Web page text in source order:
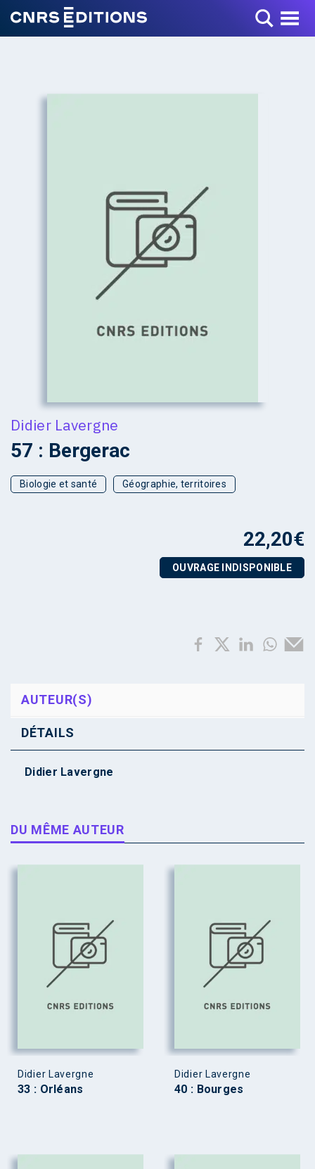
Toggle Menu
Didier Lavergne
57 : Bergerac
Biologie et santé Géographie, territoires
22,20€
OUVRAGE INDISPONIBLE
AUTEUR(S)
DÉTAILS
Didier Lavergne
DU MÊME AUTEUR
Didier Lavergne
33 : Orléans
Didier Lavergne
40 : Bourges